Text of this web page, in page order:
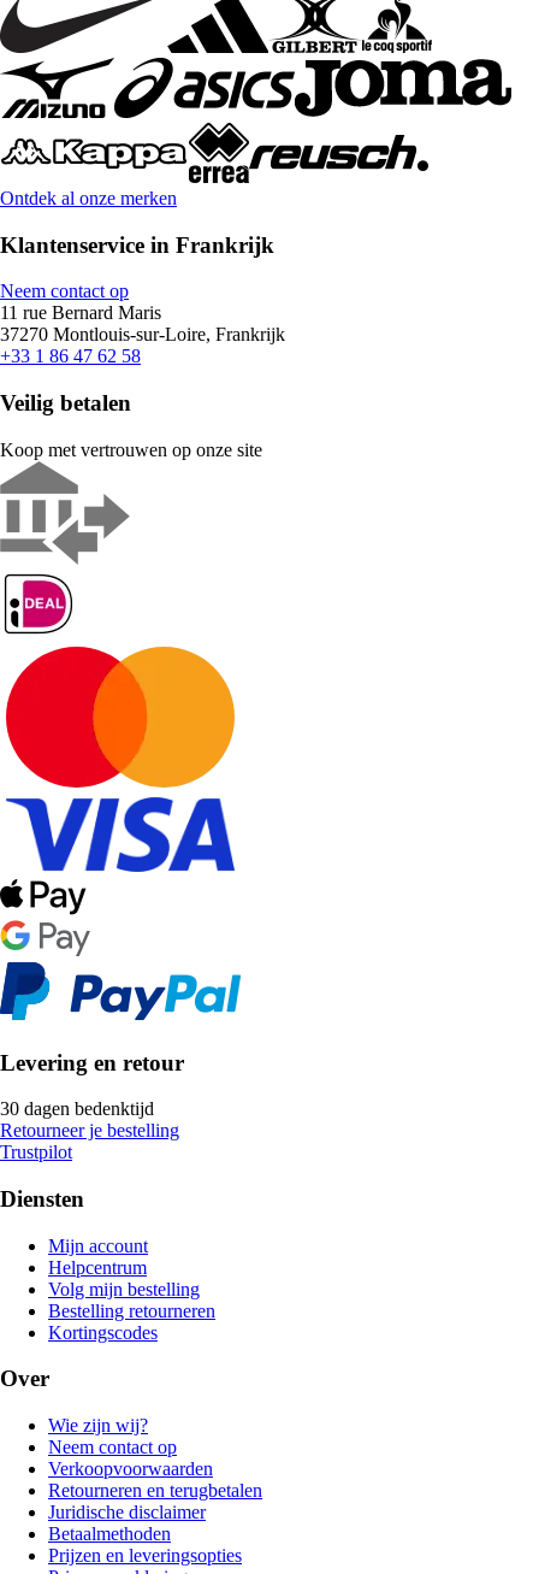
Ontdek al onze merken
Klantenservice in Frankrijk
Neem contact op
11 rue Bernard Maris
37270 Montlouis-sur-Loire, Frankrijk
+33 1 86 47 62 58
Veilig betalen
Koop met vertrouwen op onze site
Levering en retour
30 dagen bedenktijd
Retourneer je bestelling
Trustpilot
Diensten
Mijn account
Helpcentrum
Volg mijn bestelling
Bestelling retourneren
Kortingscodes
Over
Wie zijn wij?
Neem contact op
Verkoopvoorwaarden
Retourneren en terugbetalen
Juridische disclaimer
Betaalmethoden
Prijzen en leveringsopties